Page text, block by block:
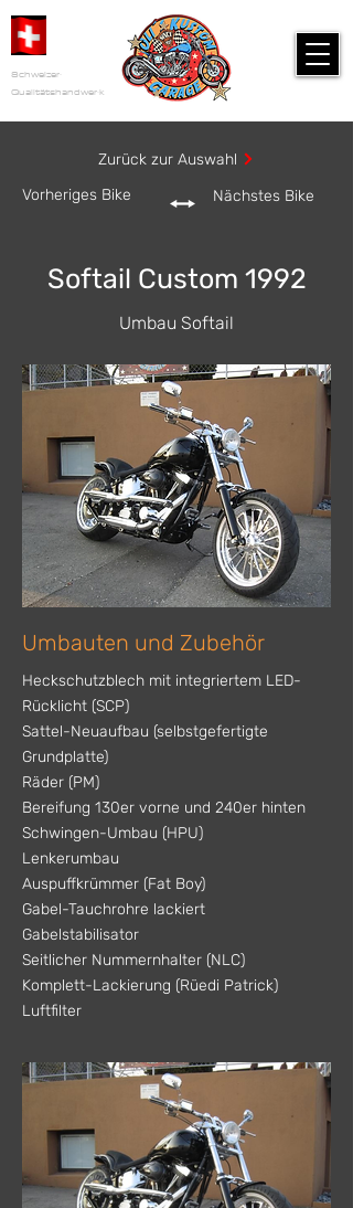
Schweizer
Qualitätshandwerk
Zurück zur Auswahl
Vorheriges Bike
Nächstes Bike
Softail Custom 1992
Umbau Softail
Umbauten und Zubehör
Heckschutzblech mit integriertem LED-
Rücklicht (SCP)
Sattel-Neuaufbau (selbstgefertigte
Grundplatte)
Räder (PM)
Bereifung 130er vorne und 240er hinten
Schwingen-Umbau (HPU)
Lenkerumbau
Auspuffkrümmer (Fat Boy)
Gabel-Tauchrohre lackiert
Gabelstabilisator
Seitlicher Nummernhalter (NLC)
Komplett-Lackierung (Rüedi Patrick)
Luftfilter